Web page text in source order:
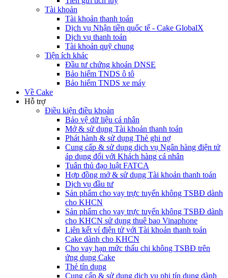
Tài khoản
Tài khoản thanh toán
Dịch vụ Nhận tiền quốc tế - Cake GlobalX
Dịch vụ thanh toán
Tài khoản quỹ chung
Tiện ích khác
Đầu tư chứng khoán DNSE
Bảo hiểm TNDS ô tô
Bảo hiểm TNDS xe máy
Về Cake
Hỗ trợ
Điều kiện điều khoản
Bảo vệ dữ liệu cá nhân
Mở & sử dụng Tài khoản thanh toán
Phát hành & sử dụng Thẻ ghi nợ
Cung cấp & sử dụng dịch vụ Ngân hàng điện tử
áp dụng đối với Khách hàng cá nhân
Tuân thủ đạo luật FATCA
Hợp đồng mở & sử dụng Tài khoản thanh toán
Dịch vụ đầu tư
Sản phẩm cho vay trực tuyến không TSBĐ dành
cho KHCN
Sản phẩm cho vay trực tuyến không TSBĐ dành
cho KHCN sử dụng thuê bao Vinaphone
Liên kết ví điện tử với Tài khoản thanh toán
Cake dành cho KHCN
Cho vay hạn mức thấu chi không TSBĐ trên
ứng dụng Cake
Thẻ tín dụng
Cung cấp & sử dụng dịch vụ phi tín dụng dành